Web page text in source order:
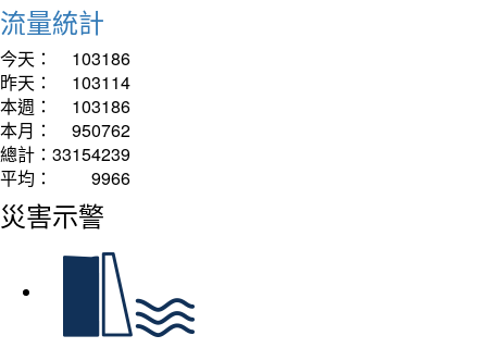
流量統計
今天：
103186
昨天：
103114
本週：
103186
本月：
950762
總計： 33154239
平均：
9966
災害示警